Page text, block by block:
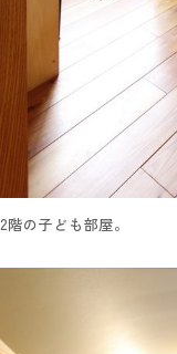
2階の子ども部屋。